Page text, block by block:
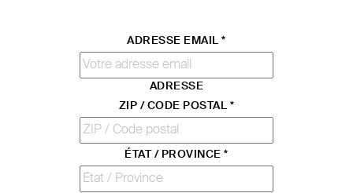
ADRESSE EMAIL*
ADRESSE
ZIP / CODE POSTAL *
ÉTAT / PROVINCE*